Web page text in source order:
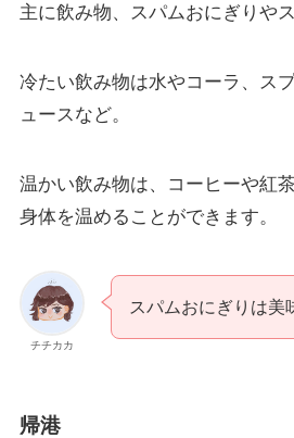
主に飲み物、スパムおにぎりや
冷たい飲み物は水やコーラ、ス
ュースなど。
温かい飲み物は、コーヒーや紅
身体を温めることができます。
チチカカ
スパムおにぎりは美
帰港